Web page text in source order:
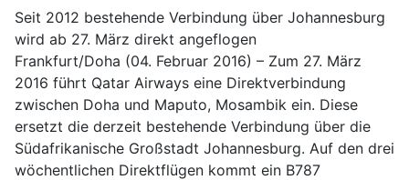
Seit 2012 bestehende Verbindung über Johannesburg
wird ab 27. März direkt angeflogen
Frankfurt/Doha (04. Februar 2016) – Zum 27. März
2016 führt Qatar Airways eine Direktverbindung
zwischen Doha und Maputo, Mosambik ein. Diese
ersetzt die derzeit bestehende Verbindung über die
Südafrikanische Großstadt Johannesburg. Auf den drei
wöchentlichen Direktflügen kommt ein B787